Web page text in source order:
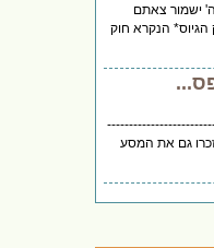
ישמור צאתם
הגיוס* הנקרא חוק
גם את המסע